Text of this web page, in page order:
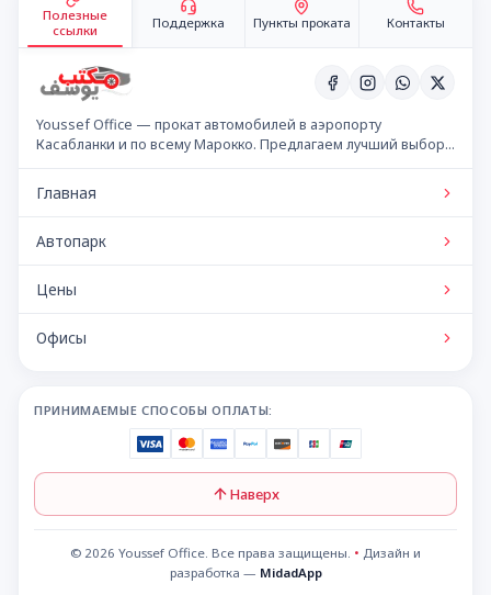
Полезные
ссылки
Поддержка Пункты проката Контакты
Youssef Office — прокат автомобилей в аэропорту
Касабланки и по всему Марокко. Предлагаем лучший выбор
Главная
Автопарк
Цены
Офисы
ПРИНИМАЕМЫЕ СПОСОБЫ ОПЛАТЫ:
Наверх
© 2026 Youssef Office. Все права защищены. • Дизайн и
разработка — MidadApp